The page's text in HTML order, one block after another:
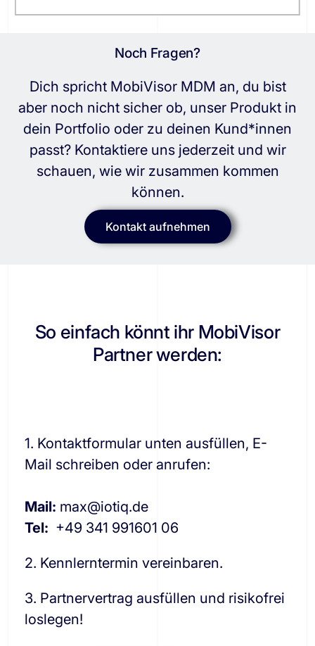
Noch Fragen?
Dich spricht MobiVisor MDM an, du bist
aber noch nicht sicher ob, unser Produkt in
dein Portfolio oder zu deinen Kund*innen
passt? Kontaktiere uns jederzeit und wir
schauen, wie wir zusammen kommen
können.
Kontakt aufnehmen
So einfach könnt ihr MobiVisor
Partner werden:
1. Kontaktformular unten ausfüllen, E-
Mail schreiben oder anrufen:
Mail: max@iotiq.de
Tel: +49 341 991601 06
2. Kennlerntermin vereinbaren.
3. Partnervertrag ausfüllen und risikofrei
loslegen!